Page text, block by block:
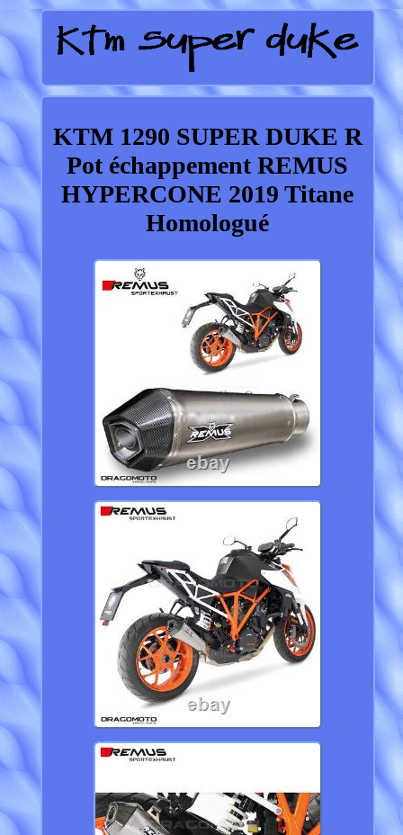
KTM 1290 SUPER DUKE R
Pot échappement REMUS
HYPERCONE 2019 Titane
Homologué